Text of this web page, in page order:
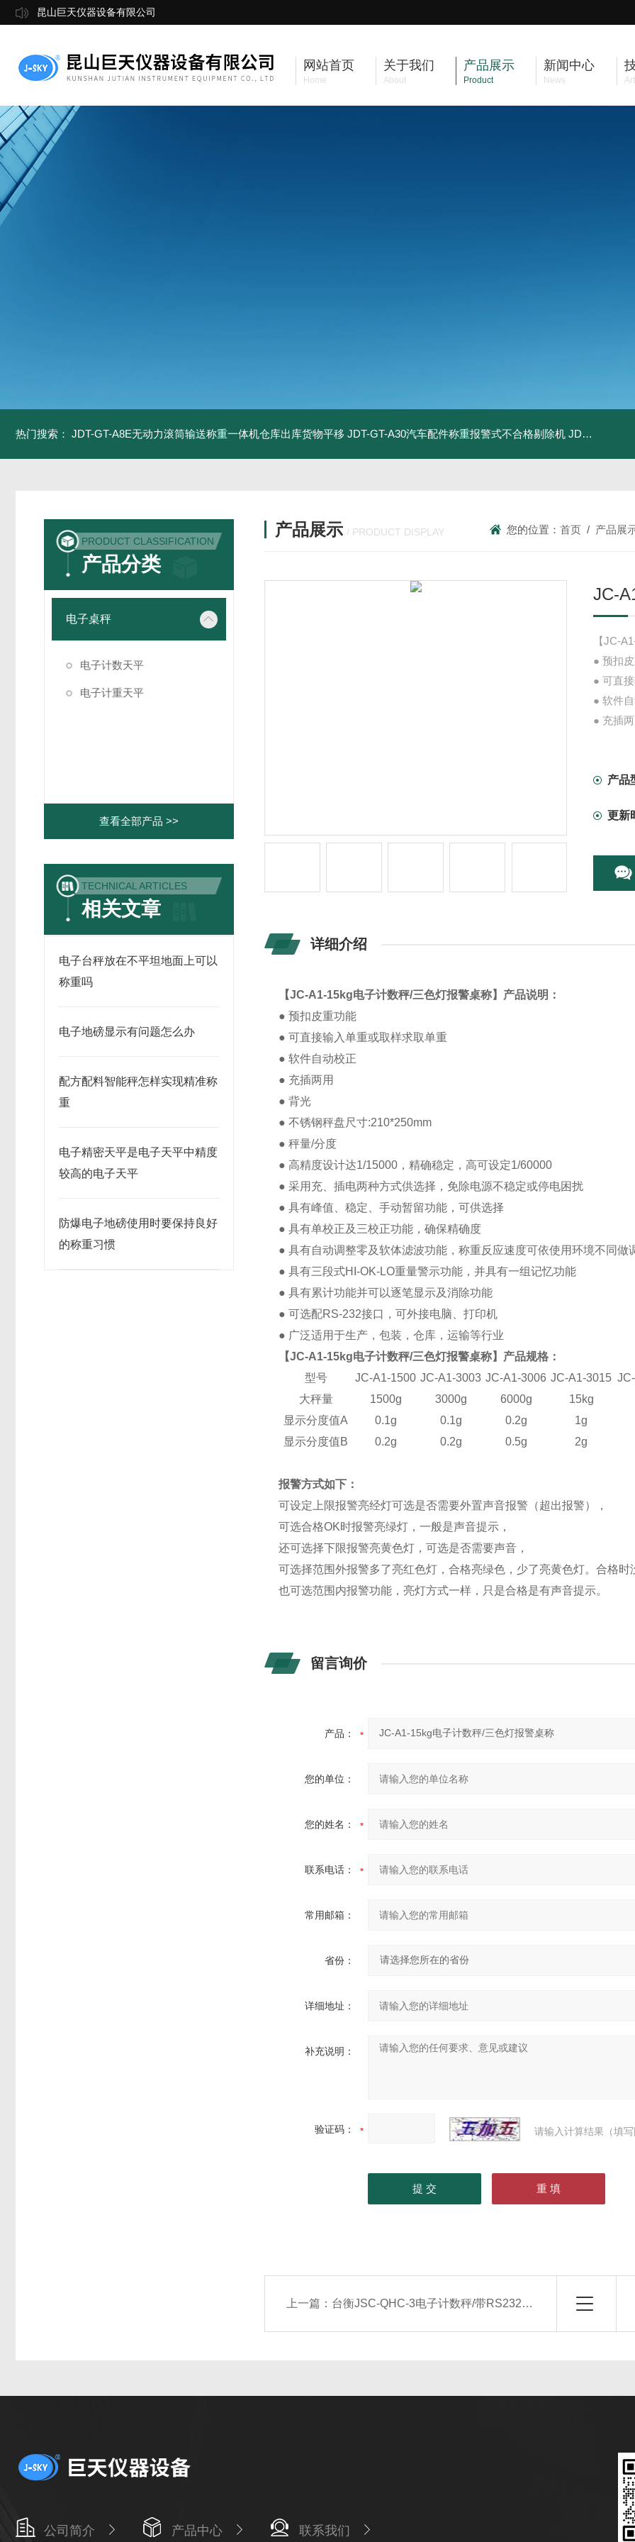
昆山巨天仪器设备有限公司
网站首页
Home
关于我们
About
产品展示
Product
新闻中心
News
热门搜索： JDT-GT-A8E无动力滚筒输送称重一体机仓库出库货物平移 JDT-GT-A30汽车配件称重报警式不合格剔除机 JDT-GT-A8E儿童玩具包装合规检测秤漏装配件报警滚筒称
PRODUCT CLASSIFICATION
产品分类
电子桌秤
电子计数天平
电子计重天平
查看全部产品 >>
TECHNICAL ARTICLES
相关文章
电子台秤放在不平坦地面上可以
称重吗
电子地磅显示有问题怎么办
配方配料智能秤怎样实现精准称
重
电子精密天平是电子天平中精度
较高的电子天平
防爆电子地磅使用时要保持良好
的称重习惯
产品展示 / PRODUCT DISPLAY 您的位置：首页 / 产品展
JC-
【JC-
● 预扣
● 可直
● 软件
● 充插
产品
更新
详细介绍
【JC-A1-15kg电子计数秤/三色灯报警桌称】产品说明：
● 预扣皮重功能
● 可直接输入单重或取样求取单重
● 软件自动校正
● 充插两用
● 背光
● 不锈钢秤盘尺寸:210*250mm
● 秤量/分度
● 高精度设计达1/15000，精确稳定，高可设定1/60000
● 采用充、插电两种方式供选择，免除电源不稳定或停电困扰
● 具有峰值、稳定、手动暂留功能，可供选择
● 具有单校正及三校正功能，确保精确度
● 具有自动调整零及软体滤波功能，称重反应速度可依使用环境不同做
● 具有三段式HI-OK-LO重量警示功能，并具有一组记忆功能
● 具有累计功能并可以逐笔显示及消除功能
● 可选配RS-232接口，可外接电脑、打印机
● 广泛适用于生产，包装，仓库，运输等行业
【JC-A1-15kg电子计数秤/三色灯报警桌称】产品规格：
型号
JC-A1-1500 JC-A1-3003 JC-A1-3006 JC-A1-3015
大秤量
1500g 3000g 6000g
15kg
显示分度值A
0.1g 0.1g 0.2g
1g
显示分度值B
0.2g 0.2g 0.5g 2g
报警方式如下：
可设定上限报警亮经灯可选是否需要外置声音报警（超出报警），
可选合格OK时报警亮绿灯，一般是声音提示，
还可选择下限报警亮黄色灯，可选是否需要声音，
可选择范围外报警多了亮红色灯，合格亮绿色，少了亮黄色灯。合格时
也可选范围内报警功能，亮灯方式一样，只是合格是有声音提示。
留言询价
产品：
您的单位：
您的姓名：
联系电话：
常用邮箱：
省份：
详细地址：
补充说明：
验证码： 请输入计算结果（填
上一篇： 台衡JSC-QHC-3电子计数秤/带RS232电脑串口
公司简介 产品中心 联系我们